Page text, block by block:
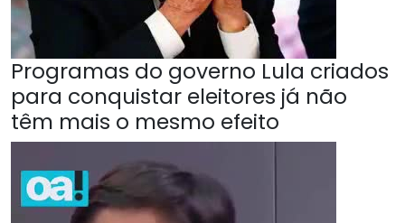
Programas do governo Lula criados
para conquistar eleitores já não
têm mais o mesmo efeito